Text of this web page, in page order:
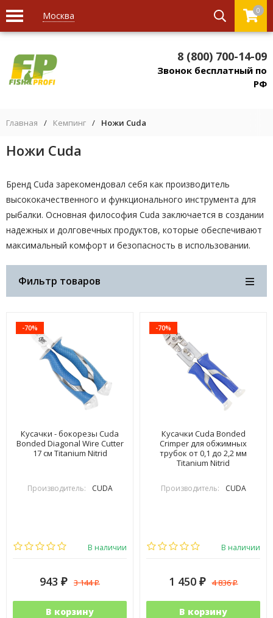
Москва 0
8 (800) 700-14-09
Звонок бесплатный по
РФ
Главная / Кемпинг / Ножи Cuda
Ножи Cuda
Бренд Cuda зарекомендовал себя как производитель
высококачественного и функционального инструмента для
рыбалки. Основная философия Cuda заключается в создании
надежных и долговечных продуктов, которые обеспечивают
максимальный комфорт и безопасность в использовании.
Фильтр товаров
-70%
Кусачки - бокорезы Cuda
Bonded Diagonal Wire Cutter
17 см Titanium Nitrid
Производитель: CUDA
В наличии
943 ₽ 3 144₽
В корзину
-70%
Кусачки Cuda Bonded
Crimper для обжимных
трубок от 0,1 до 2,2 мм
Titanium Nitrid
Производитель: CUDA
В наличии
1 450 ₽ 4 836₽
В корзину